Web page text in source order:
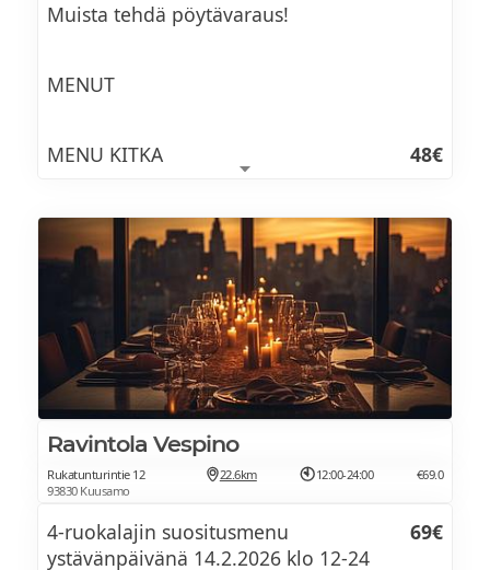
Muista tehdä pöytävaraus!
MENUT
MENU KITKA
48€
forest mushroom soup
Cousiño-Macul Chardonnay, Chile
Muikut talon tapaan | Fried vendaces, dill,
mashed potatoes
Wolfberger W3, Ranska / France
Créme Brûlée mustikalla | Créme Brûlée
Schönhell Riesling Auslese, Saksa /
Ravintola Vespino
Rukatunturintie 12
93830 Kuusamo
22.6km 12:00-24:00 €69.0
4-ruokalajin suositusmenu
ystävänpäivänä 14.2.2026 klo 12-24
69€